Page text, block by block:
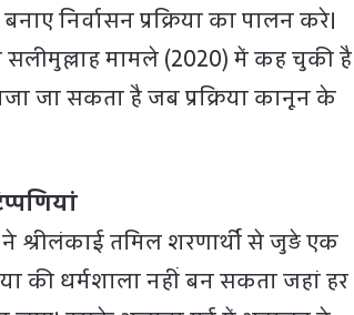
निर्वासन प्रक्रिया का पालन करे।
मामले (2020) में कह चुकी है
जा सकता है जब प्रक्रिया कानून के
श्रीलंकाई तमिल शरणार्थी से जुड़े एक
की धर्मशाला नहीं बन सकता जहां हर